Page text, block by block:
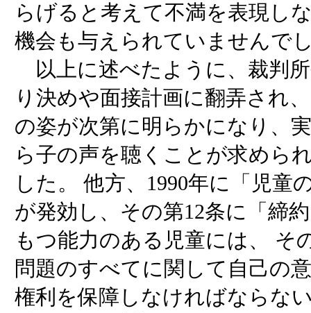
らげると考えて不満を表現し
機会も与えられていませんで
以上に述べたように、裁判
り決めや面接計画に翻弄され
の姿が次第に明らかになり、
ら子の声を聴くことが求めら
した。 他方、1990年に「児童
が発効し、その第12条に「締
もつ能力のある児童には、 そ
問題のすべてに関して自己の
権利を保障しなければならな